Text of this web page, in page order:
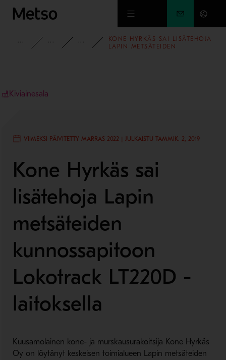
Siirry pääsisältöön
INSIGHTSASIAKASREFERENSSIT
KIVIAINESALAN
KONE HYRKÄS SAI LISÄTEHOJA
LAPIN METSÄTEIDEN
Kiviainesala
VIIMEKSI PÄIVITETTY MARRAS 2022 | JULKAISTU TAMMIK. 2, 2019
Kone Hyrkäs sai
lisätehoja Lapin
metsäteiden
kunnossapitoon
Lokotrack LT220D -
laitoksella
Kuusamolainen kone- ja murskausurakoitsija Kone Hyrkäs
Oy on löytänyt keskeisen toimialueen Lapin metsäteiden